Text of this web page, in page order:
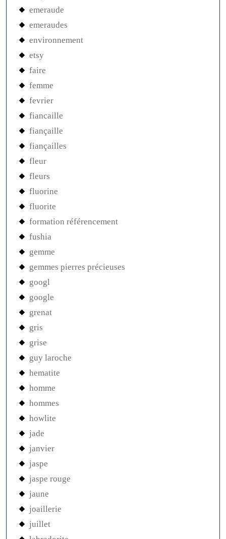
emeraude
emeraudes
environnement
etsy
faire
femme
fevrier
fiancaille
fiançaille
fiançailles
fleur
fleurs
fluorine
fluorite
formation référencement
fushia
gemme
gemmes pierres précieuses
googl
google
grenat
gris
grise
guy laroche
hematite
homme
hommes
howlite
jade
janvier
jaspe
jaspe rouge
jaune
joaillerie
juillet